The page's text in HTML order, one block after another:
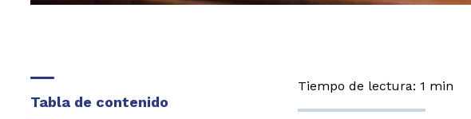
Tabla de contenido
Tiempo de lectura: 1 min